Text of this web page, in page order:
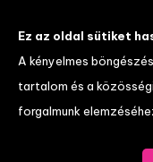
Ez az oldal sütiket
A kényelmes
tartalom és a
forgalmunk